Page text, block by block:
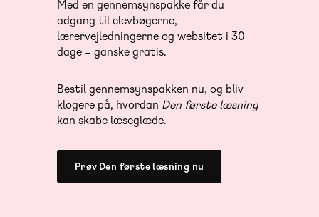
Med en gennemsynspakke får du
adgang til elevbøgerne,
lærervejledningerne og websitet i 30
dage – ganske gratis.
Bestil gennemsynspakken nu, og bliv
klogere på, hvordan Den første læsning
kan skabe læseglæde.
Prøv Den første læsning nu